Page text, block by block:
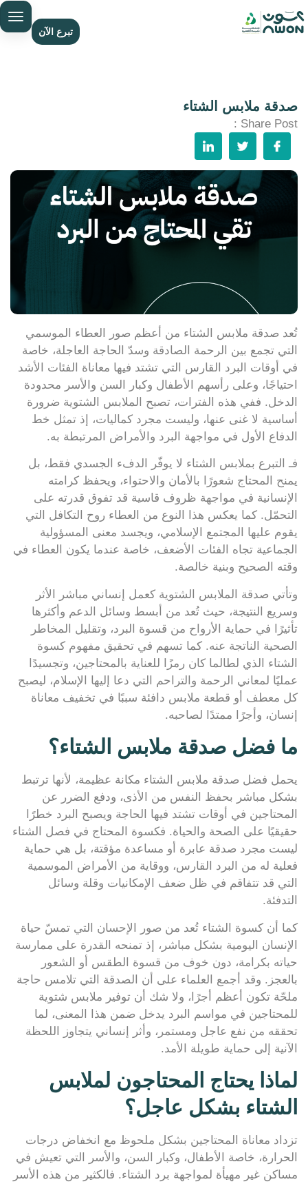
تبرع الآن
صدقة ملابس الشتاء
Share Post :
تُعد صدقة ملابس الشتاء من أعظم صور العطاء الموسمي
التي تجمع بين الرحمة الصادقة وسدّ الحاجة العاجلة، خاصة
في أوقات البرد القارس التي تشتد فيها معاناة الفئات الأشد
احتياجًا، وعلى رأسهم الأطفال وكبار السن والأسر محدودة
الدخل. ففي هذه الفترات، تصبح الملابس الشتوية ضرورة
أساسية لا غنى عنها، وليست مجرد كماليات، إذ تمثل خط
الدفاع الأول في مواجهة البرد والأمراض المرتبطة به.
فـ التبرع بملابس الشتاء لا يوفّر الدفء الجسدي فقط، بل
يمنح المحتاج شعورًا بالأمان والاحتواء، ويحفظ كرامته
الإنسانية في مواجهة ظروف قاسية قد تفوق قدرته على
التحمّل. كما يعكس هذا النوع من العطاء روح التكافل التي
يقوم عليها المجتمع الإسلامي، ويجسد معنى المسؤولية
الجماعية تجاه الفئات الأضعف، خاصة عندما يكون العطاء في
وقته الصحيح وبنية خالصة.
وتأتي صدقة الملابس الشتوية كعمل إنساني مباشر الأثر
وسريع النتيجة، حيث تُعد من أبسط وسائل الدعم وأكثرها
تأثيرًا في حماية الأرواح من قسوة البرد، وتقليل المخاطر
الصحية الناتجة عنه. كما تسهم في تحقيق مفهوم كسوة
الشتاء الذي لطالما كان رمزًا للعناية بالمحتاجين، وتجسيدًا
عمليًا لمعاني الرحمة والتراحم التي دعا إليها الإسلام، ليصبح
كل معطف أو قطعة ملابس دافئة سببًا في تخفيف معاناة
إنسان، وأجرًا ممتدًا لصاحبه.
ما فضل صدقة ملابس الشتاء؟
يحمل فضل صدقة ملابس الشتاء مكانة عظيمة، لأنها ترتبط
بشكل مباشر بحفظ النفس من الأذى، ودفع الضرر عن
المحتاجين في أوقات تشتد فيها الحاجة ويصبح البرد خطرًا
حقيقيًا على الصحة والحياة. فكسوة المحتاج في فصل الشتاء
ليست مجرد صدقة عابرة أو مساعدة مؤقتة، بل هي حماية
فعلية له من البرد القارس، ووقاية من الأمراض الموسمية
التي قد تتفاقم في ظل ضعف الإمكانيات وقلة وسائل
التدفئة.
كما أن كسوة الشتاء تُعد من صور الإحسان التي تمسّ حياة
الإنسان اليومية بشكل مباشر، إذ تمنحه القدرة على ممارسة
حياته بكرامة، دون خوف من قسوة الطقس أو الشعور
بالعجز. وقد أجمع العلماء على أن الصدقة التي تلامس حاجة
ملحّة تكون أعظم أجرًا، ولا شك أن توفير ملابس شتوية
للمحتاجين في مواسم البرد يدخل ضمن هذا المعنى، لما
تحققه من نفع عاجل ومستمر، وأثر إنساني يتجاوز اللحظة
الآنية إلى حماية طويلة الأمد.
لماذا يحتاج المحتاجون لملابس
الشتاء بشكل عاجل؟
تزداد معاناة المحتاجين بشكل ملحوظ مع انخفاض درجات
الحرارة، خاصة الأطفال، وكبار السن، والأسر التي تعيش في
مساكن غير مهيأة لمواجهة برد الشتاء. فالكثير من هذه الأسر